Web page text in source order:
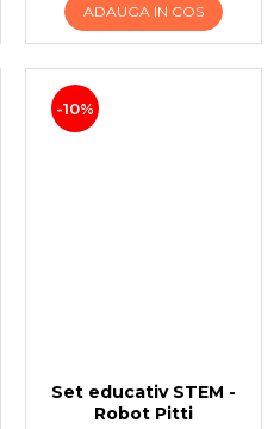
ADAUGA IN COS
-10%
Set educativ STEM -
Robot Pitti